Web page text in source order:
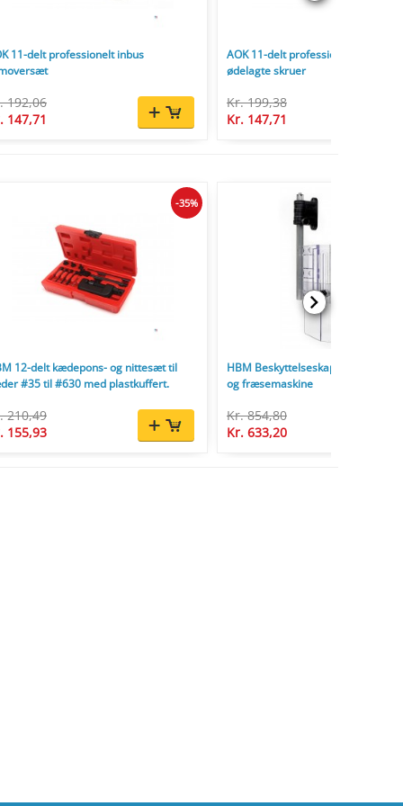
11-delt professionelt inbus
192,06
147,71
AOK 11-delt professionelle
ødelagte skruer
Kr. 199,38
Kr. 147,71
12-delt kædepons- og nittesæt til
#35 til #630 med plastkuffert.
210,49
155,93
-35%
HBM Beskyttelseskapper til
og fræsemaskine
Kr. 854,80
Kr. 633,20